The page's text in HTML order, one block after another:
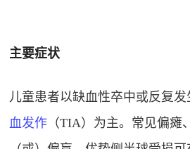
主要症状
儿童患者以缺血性卒中或反复发
血发作 （TIA）为主。常见偏瘫